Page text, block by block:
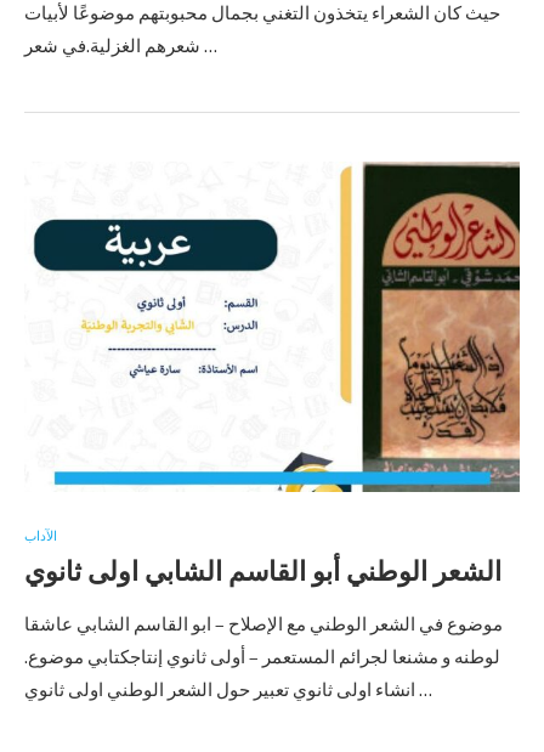
حيث كان الشعراء يتخذون التغني بجمال محبوبتهم موضوعًا لأبيات
شعرهم الغزلية.في شعر …
الآداب
الشعر الوطني أبو القاسم الشابي اولى ثانوي
موضوع في الشعر الوطني مع الإصلاح – ابو القاسم الشابي عاشقا
لوطنه و مشنعا لجرائم المستعمر – أولى ثانوي إنتاجكتابي موضوع.
انشاء اولى ثانوي تعبير حول الشعر الوطني اولى ثانوي …